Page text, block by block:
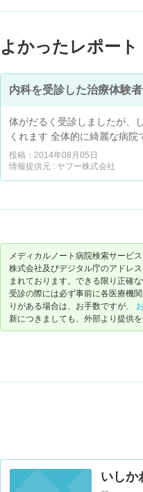
よかったレポート
内科を受診した治療体験者
体がだるく受診しましたが、
くれます 全体的に綺麗な病院
投稿：2014年08月05日
情報提供元 : ヤフー株式会社
メディカルノート病院検索サービ
株式会社及びデジタル庁のアドレ
まれております。できる限り正確
受診の際には必ず事前に各医療機
りがある場合は、お手数ですが、
新につきましても、外部より提供
いしか